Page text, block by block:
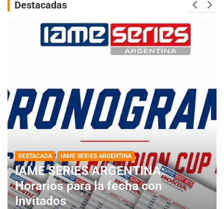
Destacadas
DESTACADA IAME SERIES ARGENTINA
IAME SERIES ARGENTINA:
Horarios para la fecha con
Invitados